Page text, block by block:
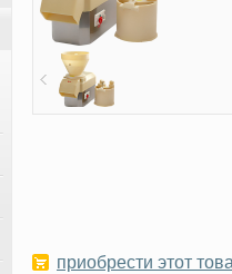
приобрести этот